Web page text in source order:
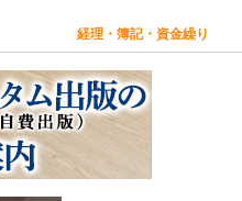
経理・簿記・資金繰り